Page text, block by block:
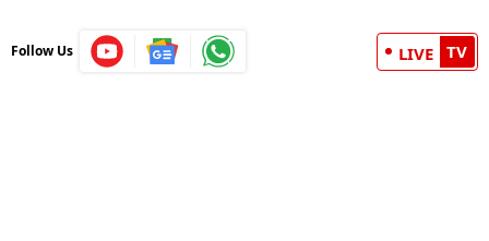
Follow Us LIVE TV